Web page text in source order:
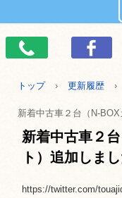
トップ › 更新履歴 ›
新着中古車２台（N-
新着中古車２
ト）追加しま
https://twitter.com/